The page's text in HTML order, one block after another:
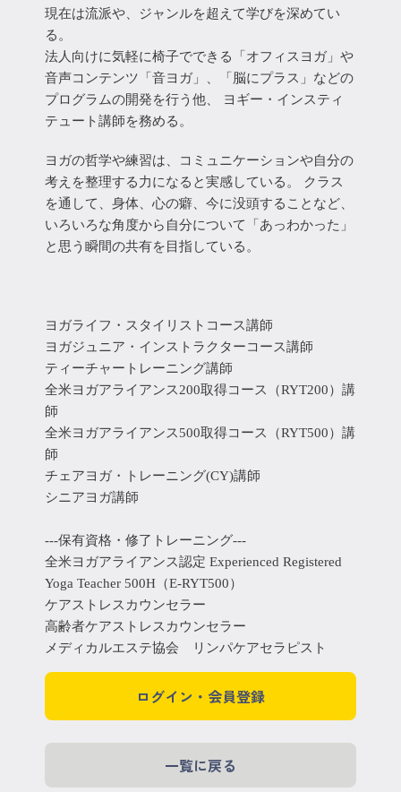
現在は流派や、ジャンルを超えて学びを深めてい
る。
法人向けに気軽に椅子でできる「オフィスヨガ」や
音声コンテンツ「音ヨガ」、「脳にプラス」などの
プログラムの開発を行う他、 ヨギー・インスティ
テュート講師を務める。
ヨガの哲学や練習は、コミュニケーションや自分の
考えを整理する力になると実感している。 クラス
を通して、身体、心の癖、今に没頭することなど、
いろいろな角度から自分について「あっわかった」
と思う瞬間の共有を目指している。
ヨガライフ・スタイリストコース講師
ヨガジュニア・インストラクターコース講師
ティーチャートレーニング講師
全米ヨガアライアンス200取得コース（RYT200）講
師
全米ヨガアライアンス500取得コース（RYT500）講
師
チェアヨガ・トレーニング(CY)講師
シニアヨガ講師
---保有資格・修了トレーニング---
全米ヨガアライアンス認定 Experienced Registered
Yoga Teacher 500H（E-RYT500）
ケアストレスカウンセラー
高齢者ケアストレスカウンセラー
メディカルエステ協会 リンパケアセラピスト
ログイン・会員登録
一覧に戻る